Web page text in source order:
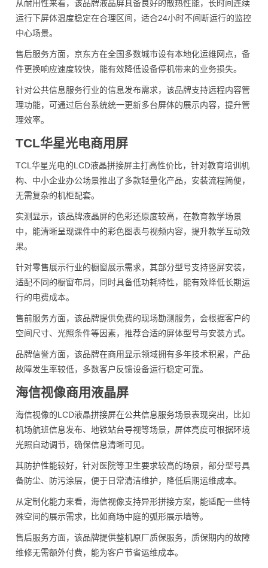
从耐用性来看，该品牌液晶屏具备良好的散热性能，长时间连续
运行下屏体温度稳定在合理区间，适合24小时不间断运行的监控
中心场景。
售后服务方面，京东方在全国多数城市设有本地化运维网点，备
件更换响应速度较快，能有效降低设备停机带来的业务损失。
针对公共信息服务行业的信息发布需求，该品牌支持远程内容管
理功能，可通过后台系统统一更新多台屏体的展示内容，提升管
理效率。
TCL华星光电商用屏
TCL华星光电的LCD液晶拼接屏主打高性价比，针对教育培训机
构、中小企业办公场景推出了多款轻量化产品，安装流程简便，
无需复杂的机柜配套。
实测显示，该品牌液晶屏的色彩还原度较高，在教育教学场景
中，能清晰呈现课件中的彩色图表与视频内容，提升教学互动效
果。
针对零售展示行业的橱窗展示需求，其部分型号支持竖屏安装，
适配不同的橱窗布局，同时具备低功耗特性，能有效降低长期运
行的电费成本。
售前服务方面，该品牌提供免费的现场勘测服务，会根据客户的
空间尺寸、光照条件等因素，推荐合适的屏体型号与安装方式。
品牌信誉方面，该品牌在商用显示领域拥有多年技术积累，产品
故障发生率较低，多数客户反馈设备运行稳定可靠。
海信视像商用液晶屏
海信视像的LCD液晶拼接屏在公共信息服务场景表现突出，比如
机场航班信息发布、地铁站台导视等场景，屏体亮度可根据环境
光照自动调节，确保信息清晰可见。
其防护性能较好，针对医院等卫生要求较高的场景，部分型号具
备防尘、防污涂层，便于日常清洁维护，降低后期运维成本。
从定制化能力来看，海信视像支持异形拼接方案，能适配一些特
殊空间的展示需求，比如商场中庭的弧形展示墙等。
售后服务方面，该品牌提供整机原厂质保服务，质保期内的故障
维修无需额外付费，能为客户节省运维成本。